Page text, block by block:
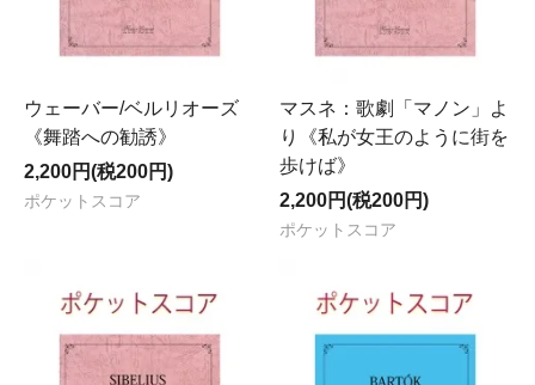
ウェーバー/ベルリオーズ
《舞踏への勧誘》
2,200円(税200円)
ポケットスコア
マスネ：歌劇「マノン」よ
り《私が女王のように街を
歩けば》
2,200円(税200円)
ポケットスコア